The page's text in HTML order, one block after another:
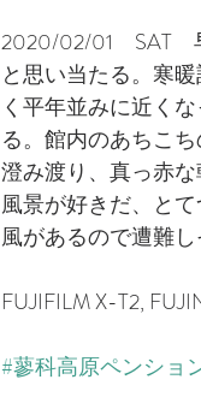
2020/02/01　SAT
と思い当たる。寒
く平年並みに近く
る。館内のあちこ
澄み渡り、真っ赤
風景が好きだ、と
風があるので遭難
FUJIFILM X-T2,
#蓼科高原ペンショ